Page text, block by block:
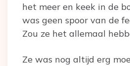
het meer en keek in de
was geen spoor van de
Zou ze het allemaal
Ze was nog altijd erg